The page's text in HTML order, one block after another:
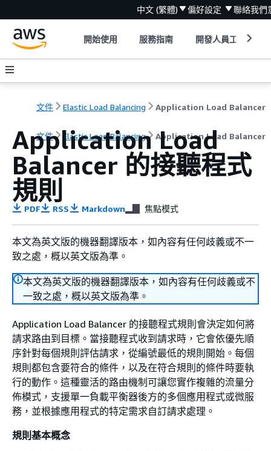
中文 (繁體) 偏好設定 聯絡我們
開始使用 服務指南 開發人員工具
文件 Elastic Load Balancing Application Load Balancer
文件 Elastic Load Balancing Application Load Balancer
Application Load
Balancer 的接聽程式
規則
PDF RSS Markdown 焦點模式
本文為英文版的機器翻譯版本，如內容有任何歧義或不一
致之處，概以英文版為準。
本文為英文版的機器翻譯版本，如內容有任何歧義或不
一致之處，概以英文版為準。
Application Load Balancer 的接聽程式規則會決定如何將
請求路由到目標。當接聽程式收到請求時，它會依優先順
序針對每個規則評估請求，從編號最低的規則開始。每個
規則都包含要符合的條件，以及在符合規則的條件時要執
行的動作。這種靈活的路由機制可讓您實作複雜的流量分
佈模式，支援單一負載平衡器後方的多個應用程式或微服
務，並根據應用程式的特定需求自訂請求處理。
規則基本概念